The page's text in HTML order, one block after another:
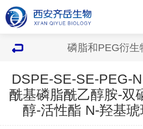
磷脂和PEG衍生
DSPE-SE-SE-PEG-
酰基磷脂酰乙醇胺-双
醇-活性酯 N-羟基